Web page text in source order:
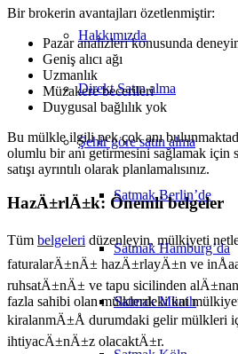
Hakkımızda
Direkt Satın alma
Şehir göre satın alma
Satmak Berlin’de
Satmak Hamburg’da
Satmak Münih
Bir brokerin avantajları özetlenmiştir:
Pazar analizleri konusunda
Geniş alıcı ağı
Uzmanlık
Müzakere becerileri
Duygusal bağlılık yok
Bu mülkle ilgili pek çok anı
olumlu bir anı getirmesini sağlamak için
satışı ayrıntılı olarak planlamalısınız.
HazÄ±rlÄ±k: Önemli belgeler
Tüm belgeleri düzenleyin, mülkiyeti
faturalarÄ±nÄ± hazÄ±rlayÄ±n ve
ruhsatÄ±nÄ± ve tapu sicilinden
fazla sahibi olan mülklerdeki kat
kiralanmÄ±Å durumdaki gelir mülkleri
ihtiyacÄ±nÄ±z olacaktÄ±r.